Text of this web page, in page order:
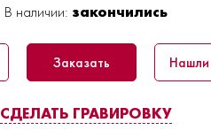
В наличии: закончились
Заказать Нашли
СДЕЛАТЬ ГРАВИРОВКУ